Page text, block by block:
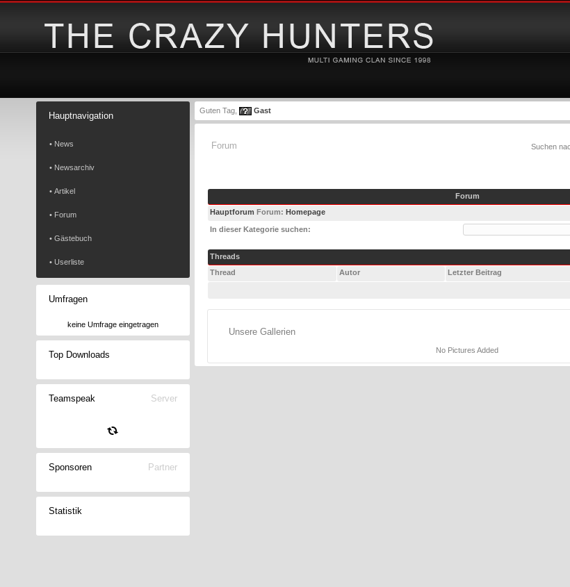
Hauptnavigation
• News
• Newsarchiv
• Artikel
• Forum
• Gästebuch
• Userliste
Umfragen
keine Umfrage eingetragen
Top Downloads
Teamspeak Server
Sponsoren Partner
Statistik
Guten Tag, Gast
Forum
Forum
Hauptforum Forum: Homepage
In dieser Kategorie suchen:
Threads
Thread
Autor Letzter Beitrag
Unsere Gallerien
No Pictures Added